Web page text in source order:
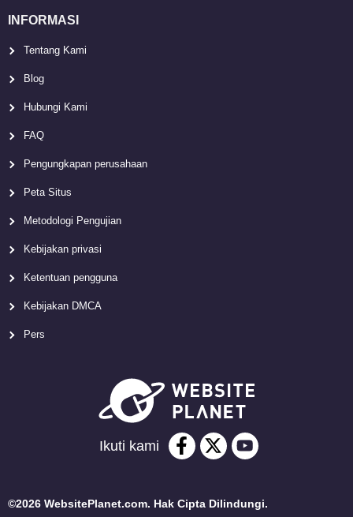
INFORMASI
Tentang Kami
Blog
Hubungi Kami
FAQ
Pengungkapan perusahaan
Peta Situs
Metodologi Pengujian
Kebijakan privasi
Ketentuan pengguna
Kebijakan DMCA
Pers
Ikuti kami
©2026 WebsitePlanet.com. Hak Cipta Dilindungi.